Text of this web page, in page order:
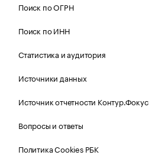
Поиск по ОГРН
Поиск по ИНН
Статистика и аудитория
Источники данных
Источник отчетности Контур.Фокус
Вопросы и ответы
Политика Cookies РБК